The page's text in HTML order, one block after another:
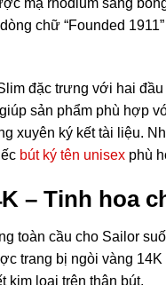
mạ rhodium sáng
chữ “Founded
đặc trưng với hai
sản phẩm phù hợp
xuyên ký kết tài liệu.
bút ký tên unisexphù
– Tinh hoa
toàn cầu cho Sailor
trang bị ngòi vàng
kim loại trên thân bút.